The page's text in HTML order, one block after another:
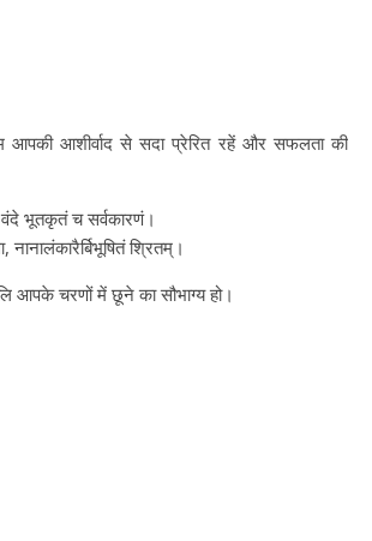
आपकी आशीर्वाद से सदा प्रेरित रहें और सफलता की
भूतकृतं च सर्वकारणं।
श्रितम्।
आपके चरणों में छूने का सौभाग्य हो।